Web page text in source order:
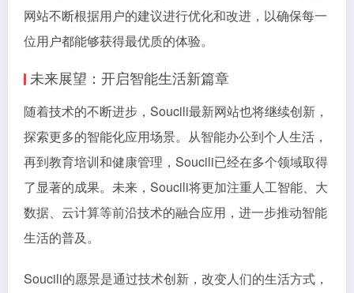
网站不断根据用户的建议进行优化和改进，以确保每一
位用户都能够获得最优质的体验。
未来展望：开启智能生活新篇章
随着技术的不断进步，Soucili最新网站也将继续创新，
探索更多的智能化应用场景。从智能办公到个人生活，
再到教育培训和健康管理，Soucili已经在多个领域取得
了显著的成果。未来，Soucili将更加注重人工智能、大
数据、云计算等前沿技术的融合应用，进一步推动智能
生活的普及。
Soucili的愿景是通过技术创新，改变人们的生活方式，